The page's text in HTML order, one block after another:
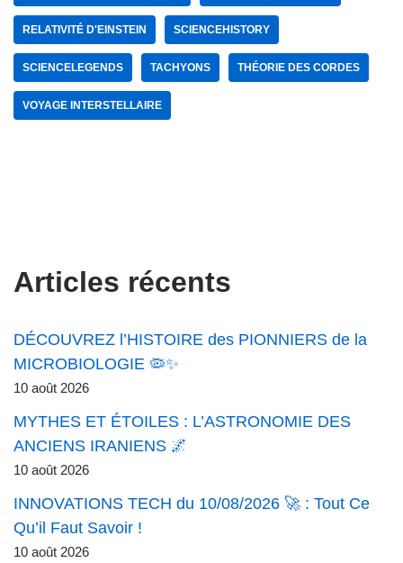
RELATIVITÉ D'EINSTEIN SCIENCEHISTORY
SCIENCELEGENDS TACHYONS THÉORIE DES CORDES
VOYAGE INTERSTELLAIRE
Articles récents
DÉCOUVREZ l’HISTOIRE des PIONNIERS de la
MICROBIOLOGIE 🦠✨
10 août 2026
MYTHES ET ÉTOILES : L’ASTRONOMIE DES
ANCIENS IRANIENS 🌌
10 août 2026
INNOVATIONS TECH du 10/08/2026 🚀 : Tout Ce
Qu’il Faut Savoir !
10 août 2026